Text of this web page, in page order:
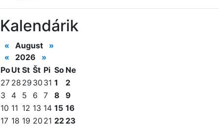
Kalendárik
« August
»
«
2026
»
PoUt St Št Pi So Ne
27 28 29 30 31 1
2
3
4 5 6 7 8
9
10 11 12 13 14 15 16
17 18 19 20 21 22 23